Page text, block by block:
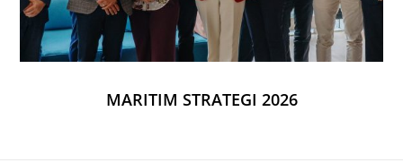
MARITIM STRATEGI 2026